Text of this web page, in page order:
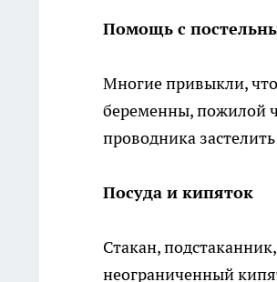
Помощь с
Многие привыкли,
беременны, пожилой
проводника
Посуда и кипяток
Стакан,
неограниченный